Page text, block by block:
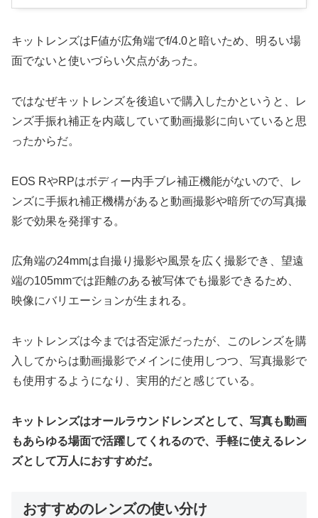
キットレンズはF値が広角端でf/4.0と暗いため、明るい場
面でないと使いづらい欠点があった。
ではなぜキットレンズを後追いで購入したかというと、レ
ンズ手振れ補正を内蔵していて動画撮影に向いていると思
ったからだ。
EOS RやRPはボディー内手ブレ補正機能がないので、レ
ンズに手振れ補正機構があると動画撮影や暗所での写真撮
影で効果を発揮する。
広角端の24mmは自撮り撮影や風景を広く撮影でき、望遠
端の105mmでは距離のある被写体でも撮影できるため、
映像にバリエーションが生まれる。
キットレンズは今までは否定派だったが、このレンズを購
入してからは動画撮影でメインに使用しつつ、写真撮影で
も使用するようになり、実用的だと感じている。
キットレンズはオールラウンドレンズとして、写真も動画
もあらゆる場面で活躍してくれるので、手軽に使えるレン
ズとして万人におすすめだ。
おすすめのレンズの使い分け